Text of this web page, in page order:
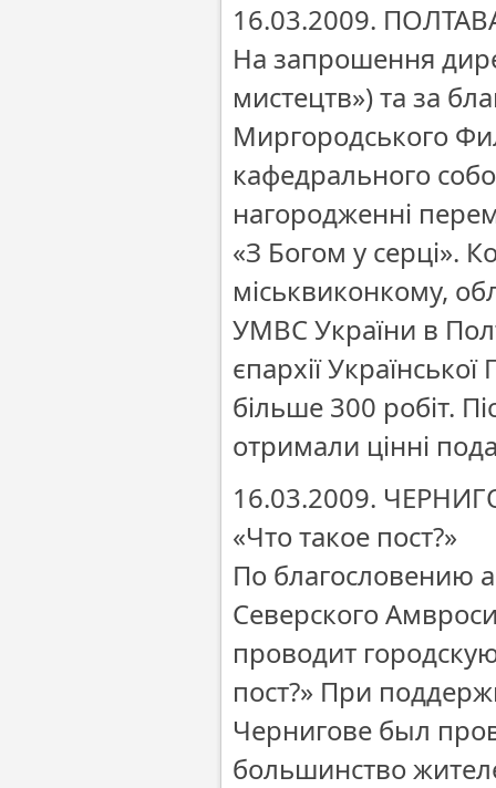
16.03.2009.
На запрошення
мистецтв») та за
Миргородського
кафедрального
нагородженні
«З Богом у серці».
міськвиконкому,
УМВС України в
єпархії
більше 300 робіт.
отримали цінні
16.03.2009.
«Что такое пост?»
По благословению
Северского
проводит
пост?» При
Чернигове был
большинство